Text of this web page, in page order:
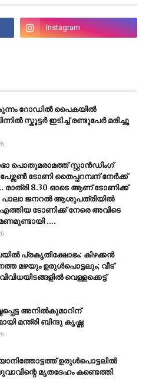
റോഡിൽ പൈകയിൽ
സ്കൂട്ടർ ഇടിച്ച് രണ്ടുപേർ മരിച്ചു
പൊതുമരാമത്ത് സ്റ്റാൻഡിംഗ്
പേഴ്സൺ ടോണി തൈപ്പറമ്പന് നേർക്ക്
രാത്രി 8.30 ഓടെ ആണ് ടോണിക്ക്
പാലാ ജനറൽ ആശുപത്രിയിൽ
എത്തിയ ടോണിക്ക് നേരെ അവിടെ
....
പ്രകൃതിക്ഷോഭം: കിഴക്കന്‍
മഴയും ഉരുള്‍പൊട്ടലും; വീട്
വെള്ളക്കെട്ട്
അനിൽകുമാറിന്
മന്ത്രി ബിന്ദു കൃഷ്ണ
ഉരുള്‍പൊട്ടലില്‍
മൃതദേഹം കണ്ടെത്തി